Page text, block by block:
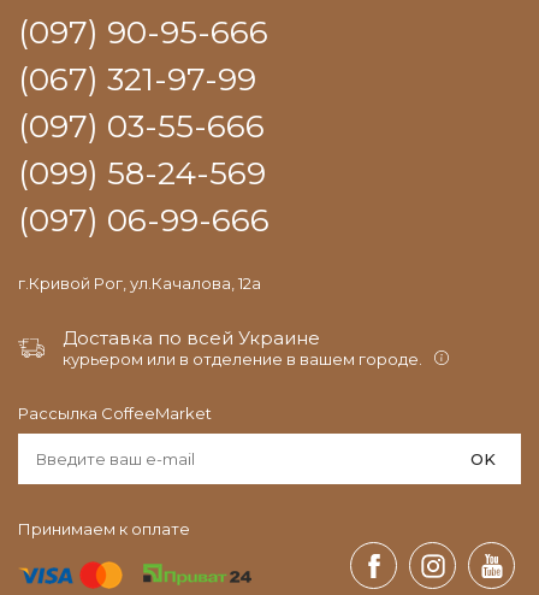
(097) 90-95-666
(067) 321-97-99
(097) 03-55-666
(099) 58-24-569
(097) 06-99-666
г.Кривой Рог, ул.Качалова, 12а
Доставка по всей Украине
курьером или в отделение в вашем городе.
Рассылка CoffeeMarket
OK
Принимаем к оплате